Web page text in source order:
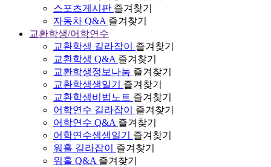
스포츠게시판 즐겨찾기
자동차 Q&A 즐겨찾기
교환학생/어학연수
교환학생 길라잡이
즐겨찾기
교환학생 Q&A 즐겨찾기
교환학생정보나눔 즐겨찾기
교환학생생일기
즐겨찾기
교환학생비법노트 즐겨찾기
어학연수 길라잡이
즐겨찾기
어학연수 Q&A 즐겨찾기
어학연수생생일기
즐겨찾기
워홀 길라잡이
즐겨찾기
워홀 Q&A 즐겨찾기